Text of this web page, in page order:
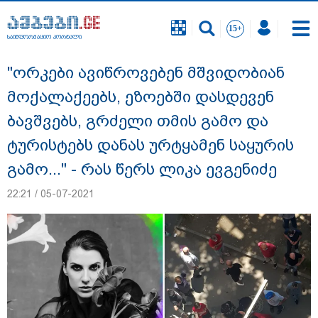
საინფორმაციო პორტალი
"გავიგე, "ნიაკოს" დამცველები გასჩენია...
იმნაძე-ნავროზაშვილები არიან
მანიპულატორები.. ჩემთვის ნია იმნაძე
მკვლელია" - ეკა კუპატაძე
საინფორმაციო პორტალი
"ორკები ავიწროვებენ მშვიდობიან
მოქალაქეებს, ეზოებში დასდევენ
ბავშვებს, გრძელი თმის გამო და
ტურისტებს დანას ურტყამენ საყურის
გამო..." - რას წერს ლიკა ევგენიძე
22:21 / 05-07-2021